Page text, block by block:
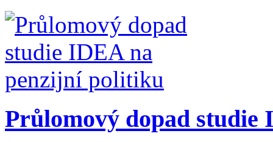
Průlomový dopad